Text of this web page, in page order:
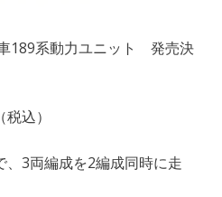
189系動力ユニット 発売決
込）
、3両編成を2編成同時に走